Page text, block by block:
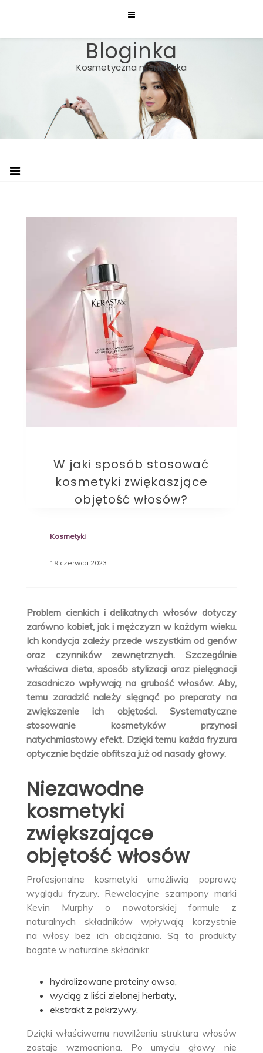
content
Bloginka
Kosmetyczna maniaczka
W jaki sposób stosować
kosmetyki zwiękaszjące
objętość włosów?
Kosmetyki
19 czerwca 2023
Problem cienkich i delikatnych włosów dotyczy
zarówno kobiet, jak i mężczyzn w każdym wieku.
Ich kondycja zależy przede wszystkim od genów
oraz czynników zewnętrznych. Szczególnie
właściwa dieta, sposób stylizacji oraz pielęgnacji
zasadniczo wpływają na grubość włosów. Aby,
temu zaradzić należy sięgnąć po preparaty na
zwiększenie ich objętości. Systematyczne
stosowanie kosmetyków przynosi
natychmiastowy efekt. Dzięki temu każda fryzura
optycznie będzie obfitsza już od nasady głowy.
Niezawodne
kosmetyki
zwiększające
objętość włosów
Profesjonalne kosmetyki umożliwią poprawę
wyglądu fryzury. Rewelacyjne szampony marki
Kevin Murphy o nowatorskiej formule z
naturalnych składników wpływają korzystnie
na włosy bez ich obciążania. Są to produkty
bogate w naturalne składniki:
hydrolizowane proteiny owsa,
wyciąg z liści zielonej herbaty,
ekstrakt z pokrzywy.
Dzięki właściwemu nawilżeniu struktura włosów
zostaje wzmocniona. Po umyciu głowy nie